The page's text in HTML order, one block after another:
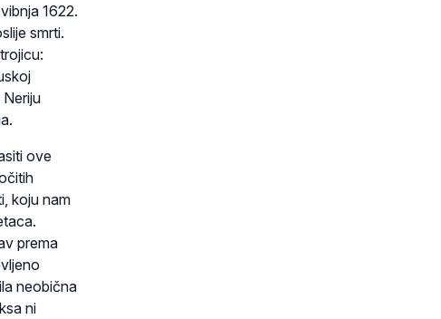
1622.
smrti.
ove
koju nam
prema
neobična
ni